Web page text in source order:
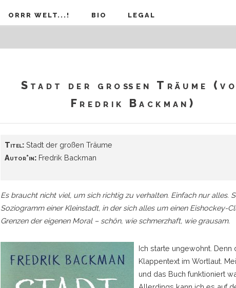
ORRR WELT...! BIO LEGAL
Stadt der großen Träume
Fredrik Backman)
Titel:Stadt der großen Träume
Autor*in:Fredrik Backman
Es braucht nicht viel, um sich richtig zu verhalten. Einfach nur alles.
Soziogramm einer Kleinstadt, in der sich alles um einen Eishockey-
Grenzen der eigenen Moral – schön, wie schmerzhaft, wie grausam.
Ich starte ungewohnt.
Klappentext im Wortlaut.
und das Buch funktioniert